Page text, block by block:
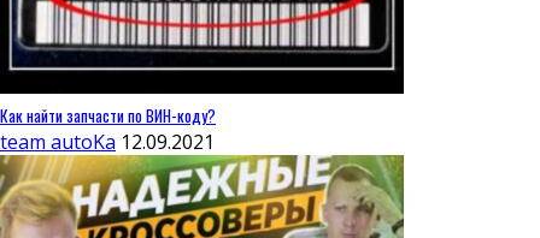
Как найти запчасти по ВИН-коду?
team autoKa 12.09.2021